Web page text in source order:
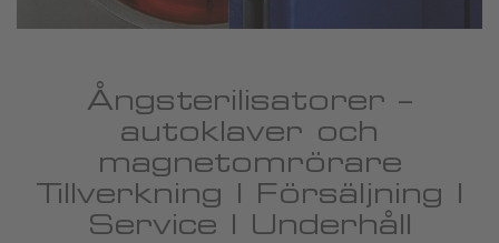
Ångsterilisatorer –
autoklaver och
magnetomrörare
Tillverkning | Försäljning |
Service | Underhåll